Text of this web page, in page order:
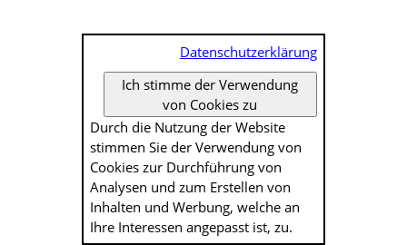
Datenschutzerklärung
Ich stimme der Verwendung
von Cookies zu
Durch die Nutzung der Website
stimmen Sie der Verwendung von
Cookies zur Durch­führung von
Analysen und zum Erstellen von
Inhalten und Werbung, welche an
Ihre Interessen angepasst ist, zu.